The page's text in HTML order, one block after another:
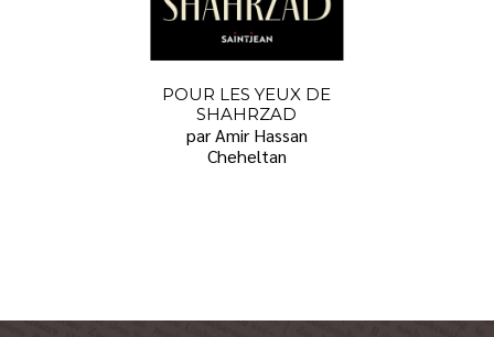
POUR LES YEUX DE
SHAHRZAD
par Amir Hassan
Cheheltan